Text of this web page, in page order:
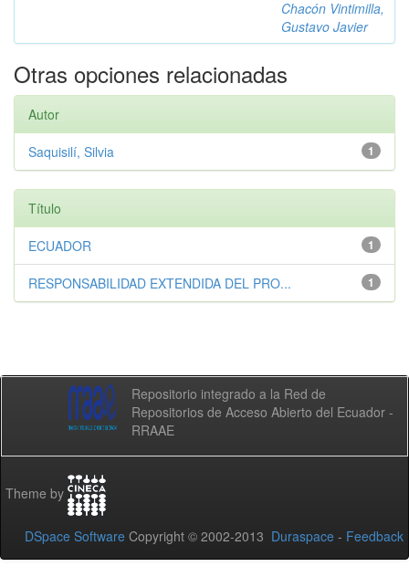
Chacón Vintimilla,
Gustavo Javier
Otras opciones relacionadas
Autor
1
Saquisilí, Silvia
Título
1
ECUADOR
1
RESPONSABILIDAD EXTENDIDA DEL PRO...
Repositorio integrado a la Red de
Repositorios de Acceso Abierto del Ecuador -
RRAAE
Theme by
DSpace Software Copyright © 2002-2013 Duraspace - Feedback